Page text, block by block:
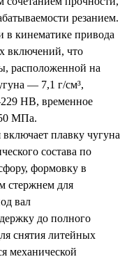
резанием.
в кинематике привода
включений, что
расположенной на
— 7,1 г/см³,
HB, временное
МПа.
плавку чугуна
состава по
формовку в
стержнем для
вал
до полного
снятия литейных
механической